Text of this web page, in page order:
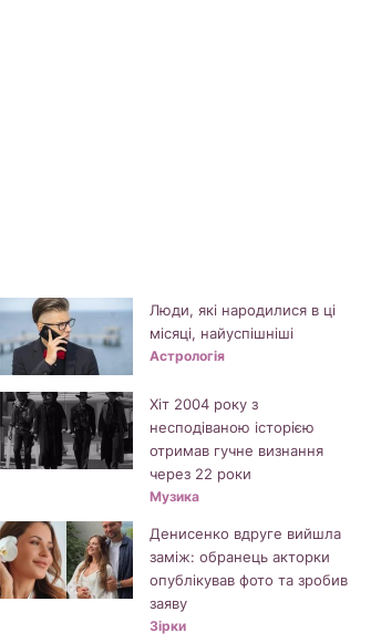
Люди, які народилися в ці
місяці, найуспішніші
Астрологія
Хіт 2004 року з
несподіваною історією
отримав гучне визнання
через 22 роки
Музика
Денисенко вдруге вийшла
заміж: обранець акторки
опублікував фото та зробив
заяву
Зірки